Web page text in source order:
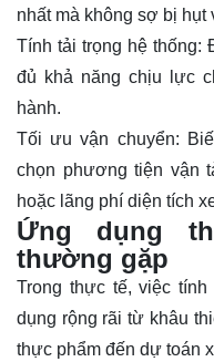
nhất mà không sợ bị hụt
Tính tải trọng hệ thống:
đủ khả năng chịu lực
hành.
Tối ưu vận chuyển:
chọn phương tiện vận
hoặc lãng phí diện tích
Ứng dụng
thường gặp
Trong thực tế, việc
dụng rộng rãi từ khâu
thực phẩm đến dự toán